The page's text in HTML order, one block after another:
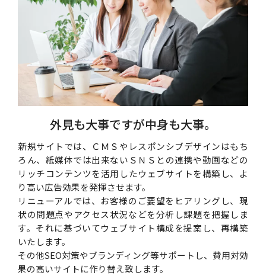
外見も大事ですが中身も大事。
新規サイトでは、ＣＭＳやレスポンシブデザインはもち
ろん、紙媒体では出来ないＳＮＳとの連携や動画などの
リッチコンテンツを活用したウェブサイトを構築し、よ
り高い広告効果を発揮させます。
リニューアルでは、お客様のご要望をヒアリングし、現
状の問題点やアクセス状況などを分析し課題を把握しま
す。それに基づいてウェブサイト構成を提案し、再構築
いたします。
その他SEO対策やブランディング等サポートし、費用対効
果の高いサイトに作り替え致します。